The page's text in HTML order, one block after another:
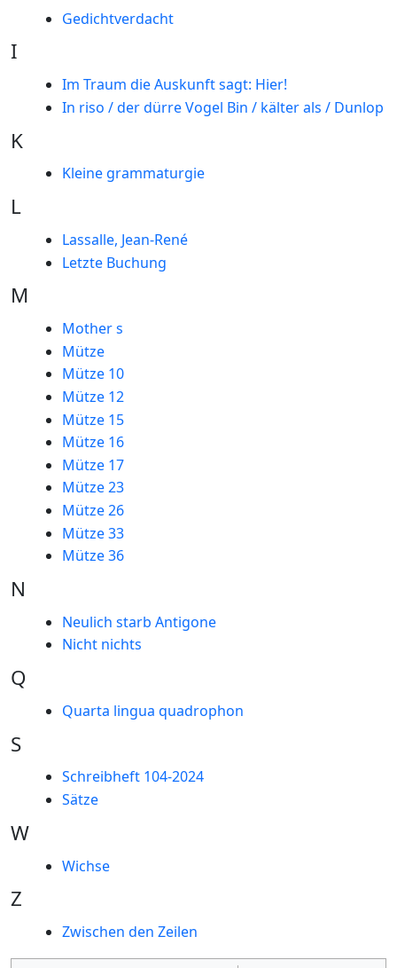
Gedichtverdacht
I
Im Traum die Auskunft sagt: Hier!
In riso / der dürre Vogel Bin / kälter als / Dunlop
K
Kleine grammaturgie
L
Lassalle, Jean-René
Letzte Buchung
M
Mother s
Mütze
Mütze 10
Mütze 12
Mütze 15
Mütze 16
Mütze 17
Mütze 23
Mütze 26
Mütze 33
Mütze 36
N
Neulich starb Antigone
Nicht nichts
Q
Quarta lingua quadrophon
S
Schreibheft 104-2024
Sätze
W
Wichse
Z
Zwischen den Zeilen